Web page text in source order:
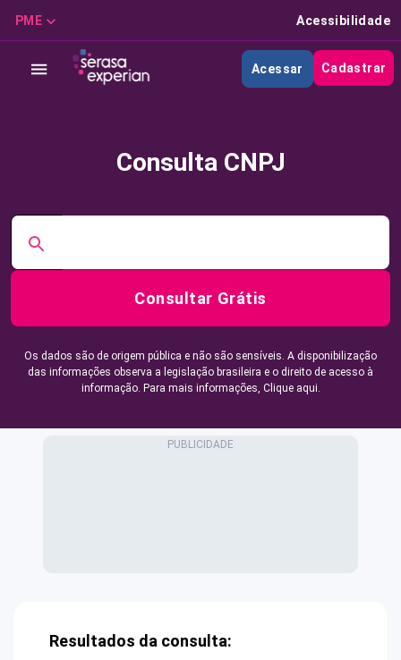
PME Acessibilidade
Acessar Cadastrar
Consulta CNPJ
Consultar Grátis
Os dados são de origem pública e não são sensíveis. A disponibilização
das informações observa a legislação brasileira e o direito de acesso à
informação. Para mais informações, Clique aqui.
Resultados da consulta: